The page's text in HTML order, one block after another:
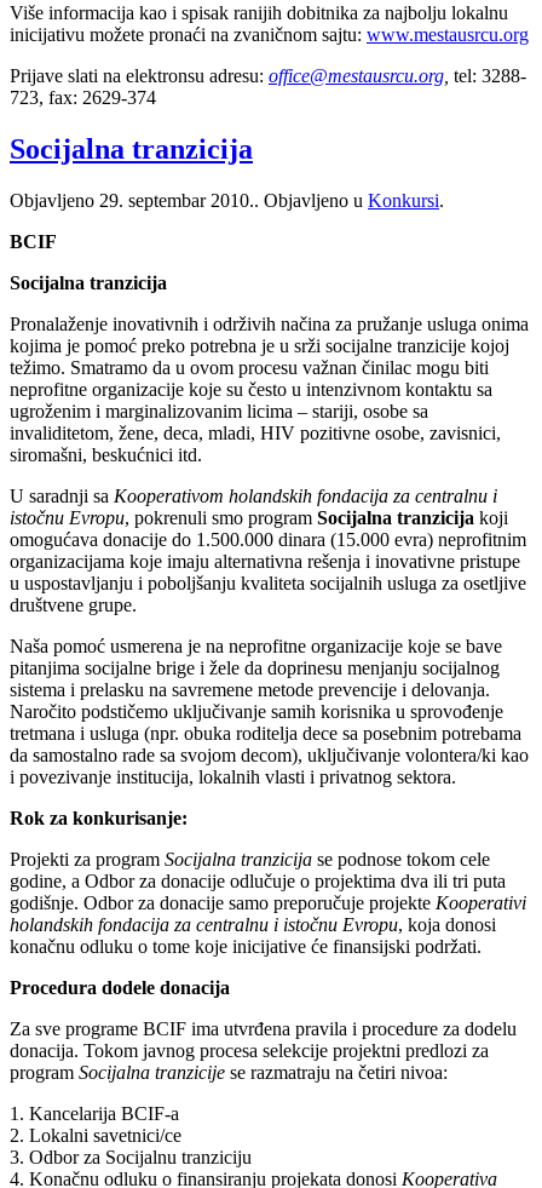
Više informacija kao i spisak ranijih dobitnika za najbolju lokalnu
inicijativu možete pronaći na zvaničnom sajtu: www.mestausrcu.org
Prijave slati na elektronsu adresu: office@mestausrcu.org tel: 3288-
723, fax: 2629-374
Socijalna tranzicija
Objavljeno 29. septembar 2010.. Objavljeno u Konkursi.
BCIF
Socijalna tranzicija
Pronalaženje inovativnih i održivih načina za pružanje usluga onima
kojima je pomoć preko potrebna je u srži socijalne tranzicije kojoj
težimo. Smatramo da u ovom procesu važnan činilac mogu biti
neprofitne organizacije koje su često u intenzivnom kontaktu sa
ugroženim i marginalizovanim licima – stariji, osobe sa
invaliditetom, žene, deca, mladi, HIV pozitivne osobe, zavisnici,
siromašni, beskućnici itd.
U saradnji sa Kooperativom holandskih fondacija za centralnu i
istočnu Evropu, pokrenuli smo program Socijalna tranzicija koji
omogućava donacije do 1.500.000 dinara (15.000 evra) neprofitnim
organizacijama koje imaju alternativna rešenja i inovativne pristupe
u uspostavljanju i poboljšanju kvaliteta socijalnih usluga za osetljive
društvene grupe.
Naša pomoć usmerena je na neprofitne organizacije koje se bave
pitanjima socijalne brige i žele da doprinesu menjanju socijalnog
sistema i prelasku na savremene metode prevencije i delovanja.
Naročito podstičemo uključivanje samih korisnika u sprovođenje
tretmana i usluga (npr. obuka roditelja dece sa posebnim potrebama
da samostalno rade sa svojom decom), uključivanje volontera/ki kao
i povezivanje institucija, lokalnih vlasti i privatnog sektora.
Rok za konkurisanje:
Projekti za program Socijalna tranzicija se podnose tokom cele
godine, a Odbor za donacije odlučuje o projektima dva ili tri puta
godišnje. Odbor za donacije samo preporučuje projekte Kooperativi
holandskih fondacija za centralnu i istočnu Evropu, koja donosi
konačnu odluku o tome koje inicijative će finansijski podržati.
Procedura dodele donacija
Za sve programe BCIF ima utvrđena pravila i procedure za dodelu
donacija. Tokom javnog procesa selekcije projektni predlozi za
program Socijalna tranzicije se razmatraju na četiri nivoa:
1. Kancelarija BCIF-a
2. Lokalni savetnici/ce
3. Odbor za Socijalnu tranziciju
4. Konačnu odluku o finansiranju projekata donosi Kooperativa